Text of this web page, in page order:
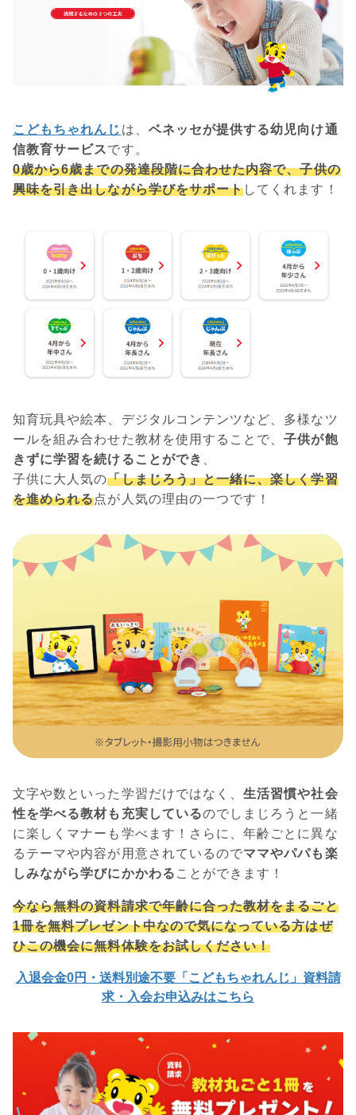
こどもちゃれんじ は、 ベネッセが提供する幼児向け通
信教育サービスです。
0歳から6歳までの発達段階に合わせた内容で、子供の
興味を引き出しながら学びをサポートしてくれます！
知育玩具や絵本、デジタルコンテンツなど、多様なツ
ールを組み合わせた教材を使用することで、子供が飽
きずに学習を続けることができ
子供に大人気の「しまじろう」と一緒に、楽しく学習
を進められる点が人気の理由の一つです！
文字や数といった学習だけではなく、生活習慣や社会
性を学べる教材も充実しているのでしまじろうと一緒
に楽しくマナーも学べます！さらに、年齢ごとに異な
るテーマや内容が用意されているのでママやパパも楽
しみながら学びにかかわる ことができます！
今なら無料の資料請求で年齢に合った教材をまるごと
1冊を無料プレゼント中なので気になっている方はぜ
ひこの機会に無料体験をお試しください！
入退会金0円・送料別途不要「こどもちゃれんじ」資料請
求・入会お申込みはこちら